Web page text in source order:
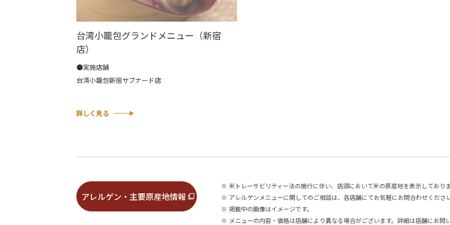
台湾小籠包グランドメニュー（新宿
店）
●実施店舗
台湾小籠包新宿サブナード店
詳しく見る
アレルゲン・主要原産地情報
※ 米トレーサビリティー法の施行に伴い、店頭において米の原産地を表示しておりま
※ アレルゲンメニューに関してのご相談は、各店舗にてお気軽にお問合わせください
※ 掲載中の画像はイメージです。
※ メニューの内容・価格は店舗により異なる場合がございます。詳細は店舗にお問